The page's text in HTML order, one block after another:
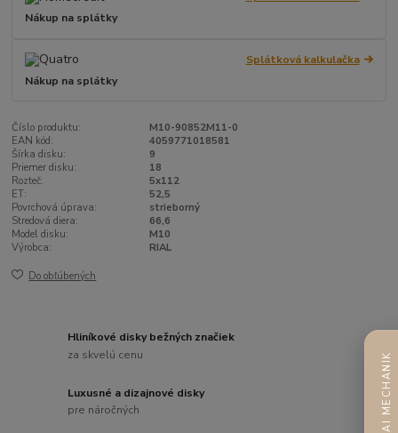
Nákup na splátky
Splátková kalkulačka
Nákup na splátky
Číslo produktu:
M10-90852M11-0
EAN kód:
4059771018581
Šírka disku:
9
Priemer disku:
18
Rozteč:
5x112
ET:
52,5
Povrchová úprava:
strieborný
Stredová diera:
66,6
Model disku:
M10
Výrobca:
RIAL
Do obľúbených
Hliníkové disky bežných značiek
za skvelú cenu
Luxusné a dizajnové disky
pre náročných
AI MECHANIK